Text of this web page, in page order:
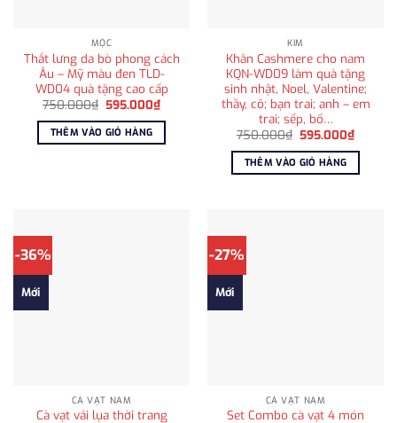
MỘC
Thắt lưng da bò phong cách
Âu – Mỹ màu đen TLD-
WD04 quà tặng cao cấp
750.000₫ Giá
là:
750.000₫.
595.000₫Giá
hiện
tại
595.000₫.
THÊM VÀO GIỎ HÀNG
KIM
Khăn Cashmere cho nam
KQN-WD09 làm quà tặng
sinh nhật, Noel, Valentine;
thầy, cô; bạn trai; anh – em
trai; sếp, bố…
750.000₫ Giá
là:
750.000₫.
595.000₫Giá
hiện
tại
THÊM VÀO GIỎ HÀNG
-36%
Mới
CÀ VẠT NAM
Cà vạt vải lụa thời trang
-27%
Mới
CÀ VẠT NAM
Set Combo cà vạt 4 món